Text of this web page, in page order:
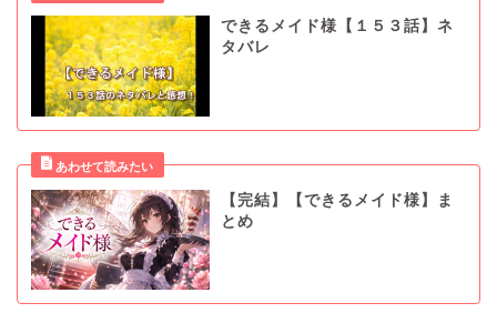
できるメイド様【１５３話】ネ
タバレ
【完結】【できるメイド様】ま
とめ